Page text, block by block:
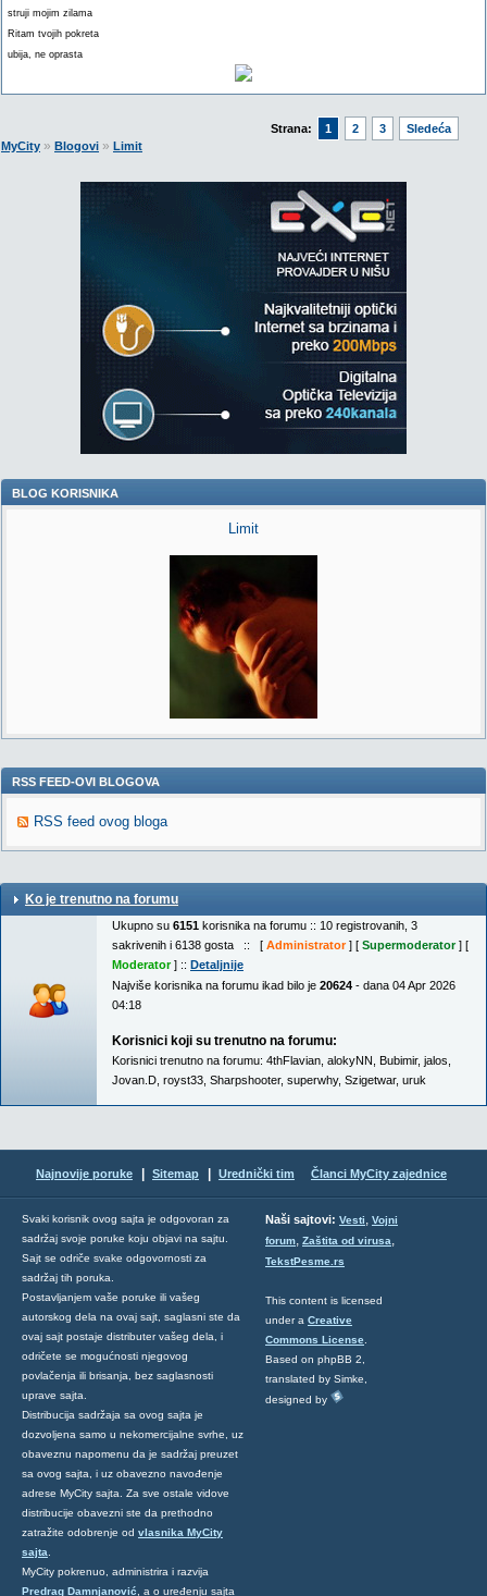
struji mojim zilama
Ritam tvojih pokreta
ubija, ne oprasta
Strana: 1 2 3
Sledeća
MyCity » Blogovi » Limit
BLOG KORISNIKA
Limit
RSS FEED-OVI BLOGOVA
RSS feed ovog bloga
Ko je trenutno na forumu
Ukupno su 6151 korisnika na forumu :: 10 registrovanih, 3
sakrivenih i 6138 gosta :: [ Administrator] [ Supermoderator] [
Moderator] :: Detaljnije
Najviše korisnika na forumu ikad bilo je 20624 - dana 04 Apr 2026
04:18
Korisnici koji su trenutno na forumu:
Korisnici trenutno na forumu: 4thFlavian alokyNN Bubimir, jalos
Jovan.D royst33 Sharpshooter, superwhy, Szigetwar, uruk
Najnovije poruke Sitemap Urednički tim Članci MyCity zajednice
Svaki korisnik ovog sajta je odgovoran za
sadržaj svoje poruke koju objavi na sajtu.
Sajt se odriče svake odgovornosti za
sadržaj tih poruka.
Postavljanjem vaše poruke ili vašeg
autorskog dela na ovaj sajt, saglasni ste da
ovaj sajt postaje distributer vašeg dela, i
odričete se mogućnosti njegovog
povlačenja ili brisanja, bez saglasnosti
uprave sajta.
Distribucija sadržaja sa ovog sajta je
dozvoljena samo u nekomercijalne svrhe, uz
obaveznu napomenu da je sadržaj preuzet
sa ovog sajta, i uz obavezno navođenje
adrese MyCity sajta. Za sve ostale vidove
distribucije obavezni ste da prethodno
zatražite odobrenje od vlasnika MyCity
sajta
MyCity pokrenuo, administrira i razvija
Predrag Damnjanović , a o uređenju sajta
Naši sajtovi: Vesti, Vojni
forum, Zaštita od virusa,
TekstPesme.rs
This content is licensed
under a Creative
Commons License
Based on phpBB 2,
translated by Simke,
designed by